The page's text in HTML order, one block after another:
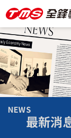
NEWS
最新消